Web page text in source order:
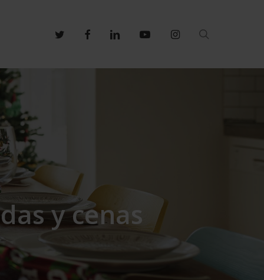
twitter facebooklinkedin youtube instagram
y cenas